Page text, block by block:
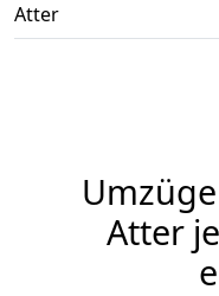
Atter
Atter